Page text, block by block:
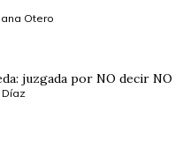
Otero
juzgada por NO decir NO
Díaz